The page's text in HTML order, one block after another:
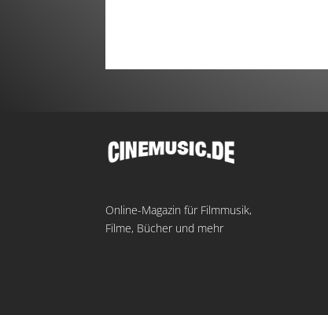
Online-Magazin für Filmmusik,
Filme, Bücher und mehr